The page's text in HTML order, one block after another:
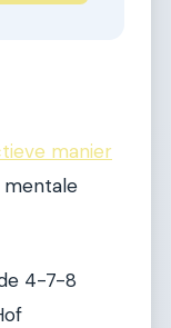
manier
4-7-8